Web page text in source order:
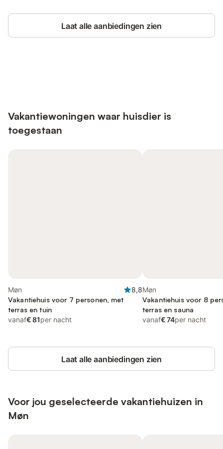
Laat alle aanbiedingen zien
Vakantiewoningen waar huisdier is
toegestaan
Møn
8,8
Vakantiehuis voor 7 personen, met
terras en tuin
vanaf€ 81per nacht
Møn
Vakantiehuis voor 8
terras en sauna
vanaf€ 74per nacht
Laat alle aanbiedingen zien
Voor jou geselecteerde vakantiehuizen in
Møn